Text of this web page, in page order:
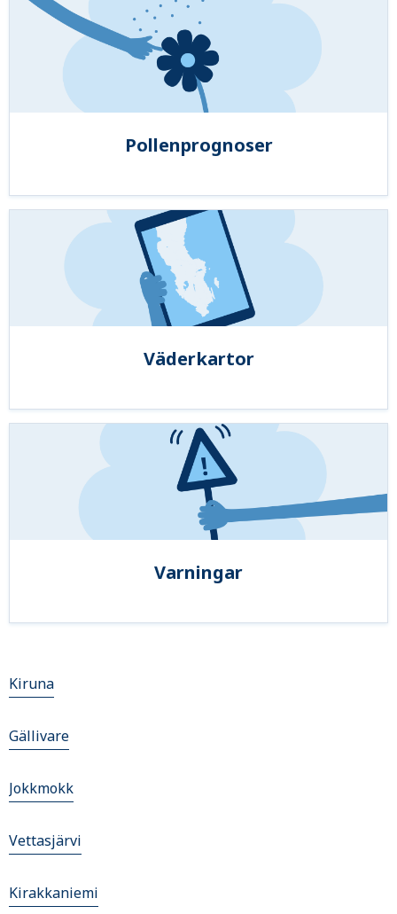
Pollenprognoser
Väderkartor
Varningar
Kiruna
Gällivare
Jokkmokk
Vettasjärvi
Kirakkaniemi